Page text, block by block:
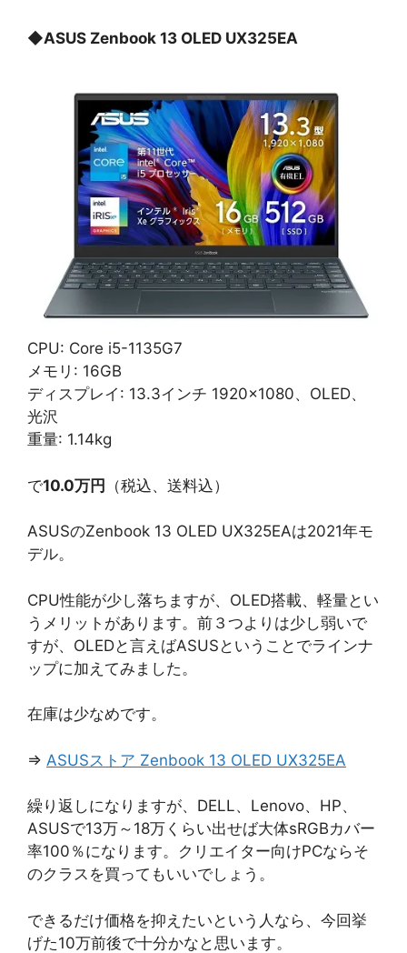
◆ASUS Zenbook 13 OLED UX325EA
CPU: Core i5-1135G7
メモリ: 16GB
ディスプレイ: 13.3インチ 1920×1080、OLED、
光沢
重量: 1.14kg
で10.0万円 （税込、送料込）
ASUSのZenbook 13 OLED UX325EAは2021年モ
デル。
CPU性能が少し落ちますが、OLED搭載、軽量とい
うメリットがあります。前３つよりは少し弱いで
すが、OLEDと言えばASUSということでラインナ
ップに加えてみました。
在庫は少なめです。
⇒ ASUSストア Zenbook 13 OLED UX325EA
繰り返しになりますが、DELL、Lenovo、HP、
ASUSで13万～18万くらい出せば大体sRGBカバー
率100％になります。クリエイター向けPCならそ
のクラスを買ってもいいでしょう。
できるだけ価格を抑えたいという人なら、今回挙
げた10万前後で十分かなと思います。